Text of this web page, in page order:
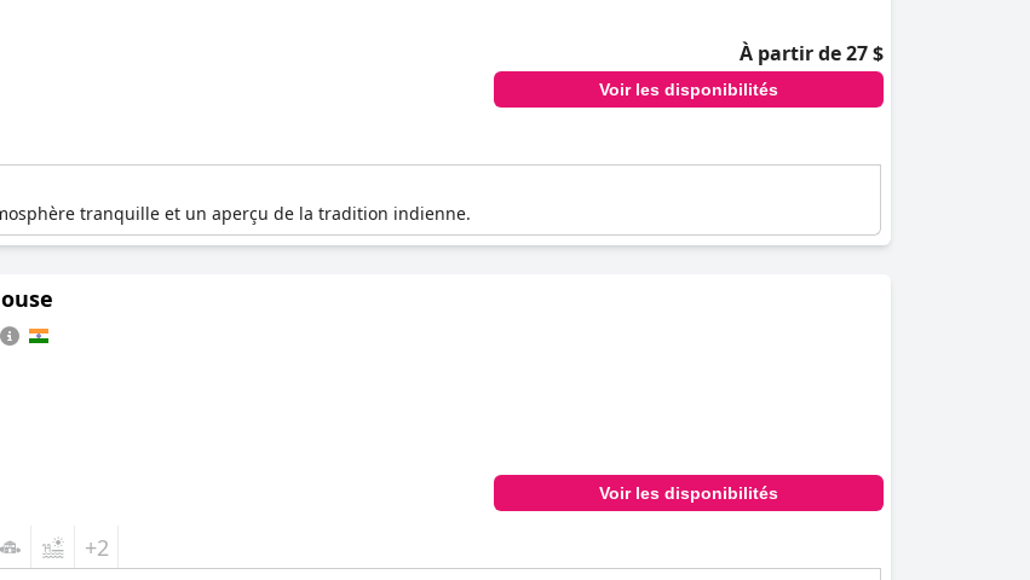
À partir de 27 $
Voir les disponibilités
tranquille et un aperçu de la tradition indienne.
Voir les disponibilités
+2